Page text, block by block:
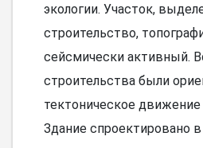
экологии. Участок,
строительство,
сейсмически активный.
строительства были
тектоническое движение
Здание спроектировано